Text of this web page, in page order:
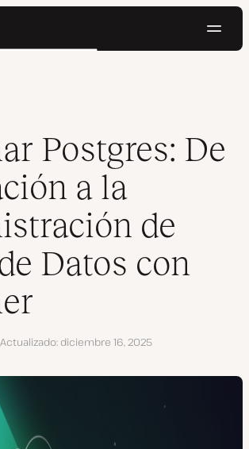
De la Creación a la Administración de Bases
Postgres: De
a la
de
Datos con
Actualizado diciembre 16, 2025